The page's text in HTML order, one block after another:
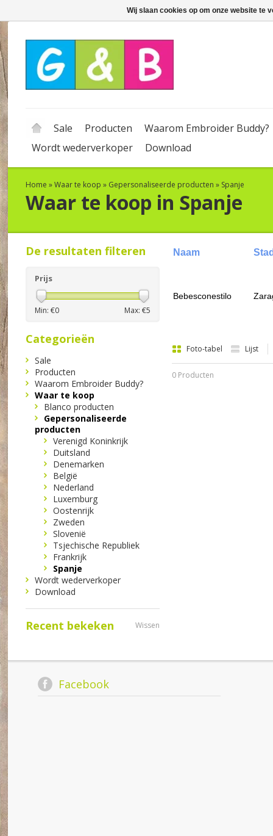
Sale Producten
Waarom Embroider Buddy?
Wordt wederverkoper
Download
Home »Waar te koop » Gepersonaliseerde producten » Spanje
Waar te koop in Spanje
Naam
Bebesconestilo
Foto-tabel Lijst
0 Producten
De resultaten filteren
Prijs
Min: €0 Max: €5
Categorieën
Sale
Producten
Waarom Embroider Buddy?
Waar te koop
Blanco producten
Gepersonaliseerde
producten
Verenigd Koninkrijk
Duitsland
Denemarken
België
Nederland
Luxemburg
Oostenrijk
Zweden
Slovenië
Tsjechische Republiek
Frankrijk
Spanje
Wordt wederverkoper
Download
Recent bekeken Wissen
Facebook
Wij slaan cookies op om onze website te